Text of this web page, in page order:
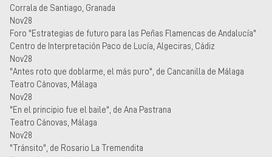
Corrala de Santiago, Granada
Nov28
Foro "Estrategias de futuro para las Peñas Flamencas de Andalucía"
Centro de Interpretación Paco de Lucía, Algeciras, Cádiz
Nov28
"Antes roto que doblarme, el más puro", de Cancanilla de Málaga
Teatro Cánovas, Málaga
Nov28
"En el principio fue el baile", de Ana Pastrana
Teatro Cánovas, Málaga
Nov28
"Tránsito", de Rosario La Tremendita